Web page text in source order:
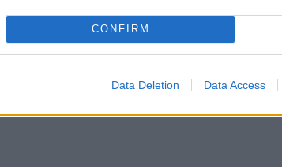
CONFIRM
Data Deletion Data Access
την την
στη
Ο Ολυμπιακός αναχώρησε
Euroleague και ο Γιώργος